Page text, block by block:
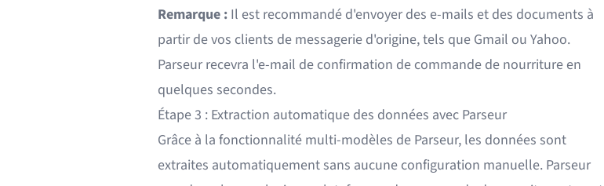
Remarque :Il est recommandé d'envoyer des e-mails et des documents à
partir de vos clients de messagerie d'origine, tels que Gmail ou Yahoo.
Parseur recevra l'e-mail de confirmation de commande de nourriture en
quelques secondes.
Étape 3 : Extraction automatique des données avec Parseur
Grâce à la fonctionnalité multi-modèles de Parseur, les données sont
extraites automatiquement sans aucune configuration manuelle. Parseur